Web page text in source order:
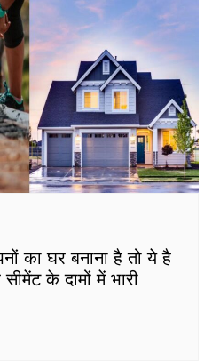
का घर बनाना है तो ये है
के दामों में भारी